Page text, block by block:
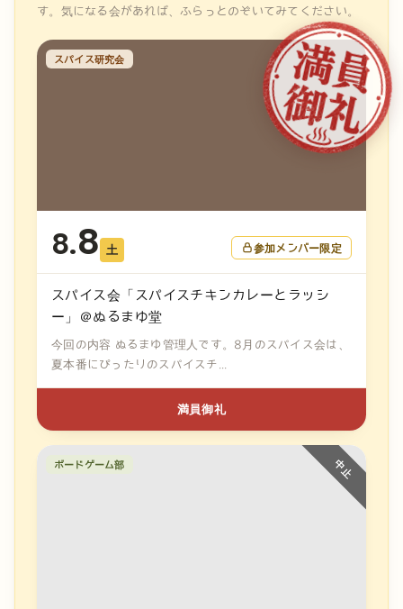
す。気になる会があれば、ふらっとのぞいてみてください。
スパイス研究会
8.8 土 参加メンバー限定
スパイス会「スパイスチキンカレーとラッシ
ー」＠ぬるまゆ堂
今回の内容 ぬるまゆ管理人です。8月のスパイス会は、
夏本番にぴったりのスパイスチ...
満員御礼
ボードゲーム部